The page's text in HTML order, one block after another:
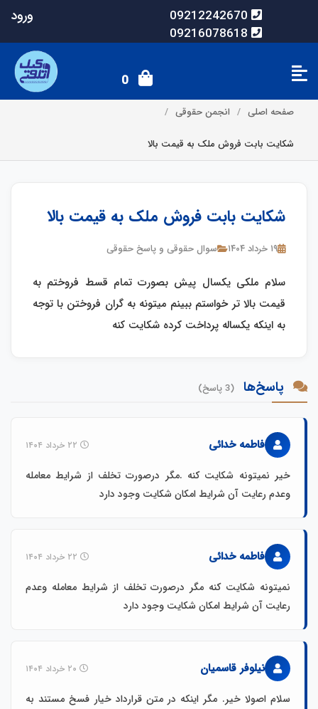
09212242670
09216078618
ورود
0
صفحه اصلی انجمن حقوقی
شکایت بابت فروش ملک به قیمت بالا
شکایت بابت فروش ملک به قیمت بالا
۱۹ خرداد ۱۴۰۴ سوال حقوقی و پاسخ حقوقی
سلام ملکی یکسال پیش بصورت تمام قسط فروختم به
قیمت بالا تر خواستم ببینم میتونه به گران فروختن با توجه
به اینکه یکساله پرداخت کرده شکایت کنه
پاسخ‌ها (3 پاسخ)
فاطمه خدائی
خیر نمیتونه شکایت کنه .مگر درصورت تخلف از شرایط معامله
وعدم رعایت آن شرایط امکان شکایت وجود دارد
فاطمه خدائی
نمیتونه شکایت کنه مگر درصورت تخلف از شرایط معامله وعدم
رعایت آن شرایط امکان شکایت وجود دارد
نیلوفر قاسمیان
سلام اصولا خیر. مگر اینکه در متن قرارداد خیار فسخ مستند به